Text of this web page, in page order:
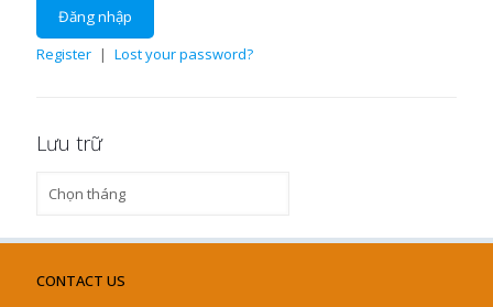
Register | Lost your password?
Lưu trữ
trữ
CONTACT US